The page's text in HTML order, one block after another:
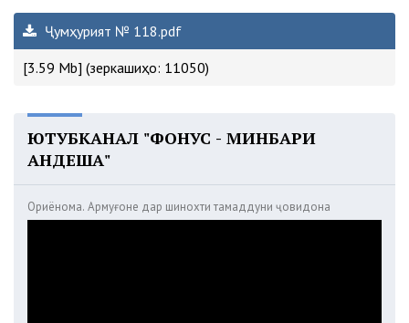
Ҷумҳурият № 118.pdf
[3.59 Mb] (зеркашиҳо: 11050)
ЮТУБКАНАЛ "ФОНУС - МИНБАРИ
АНДЕША"
Ориёнома. Армуғоне дар шинохти тамаддуни ҷовидона